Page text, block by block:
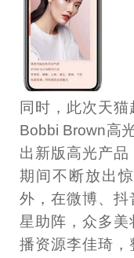
同时，此次天
Bobbi Brown高
出新版高光产
期间不断放出
外，在微博、抖
星助阵，众多美
播资源李佳琦，